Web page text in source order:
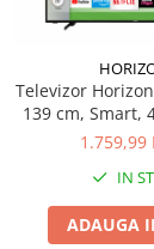
Cafea si ceai
Decoratiuni
Depozitare
Organizatoare
Televizor
139 cm, Smart,
LED,
1.759,99
IN
ADAUGA